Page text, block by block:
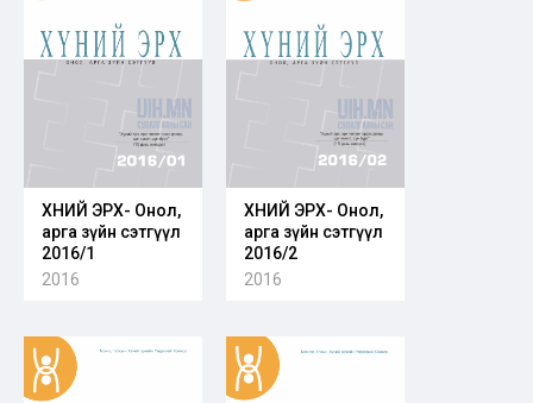
ХҮНИЙ ЭРХ- Онол,
арга зүйн сэтгүүл
2016/1
2016
ХҮНИЙ ЭРХ- Онол,
арга зүйн сэтгүүл
2016/2
2016